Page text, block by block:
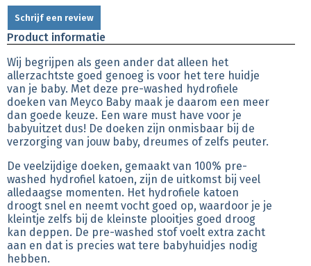
Schrijf een review
Product informatie
Wij begrijpen als geen ander dat alleen het
allerzachtste goed genoeg is voor het tere huidje
van je baby. Met deze pre-washed hydrofiele
doeken van Meyco Baby maak je daarom een meer
dan goede keuze. Een ware must have voor je
babyuitzet dus! De doeken zijn onmisbaar bij de
verzorging van jouw baby, dreumes of zelfs peuter.
De veelzijdige doeken, gemaakt van 100% pre-
washed hydrofiel katoen, zijn de uitkomst bij veel
alledaagse momenten. Het hydrofiele katoen
droogt snel en neemt vocht goed op, waardoor je je
kleintje zelfs bij de kleinste plooitjes goed droog
kan deppen. De pre-washed stof voelt extra zacht
aan en dat is precies wat tere babyhuidjes nodig
hebben.